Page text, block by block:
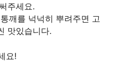
주세요.
깨를 넉넉히 뿌려주면 고
맛있습니다.
요!